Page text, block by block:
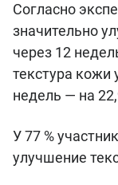
Согласно
значительно
через 12
текстура кожи
недель — на
У 77 %
улучшение